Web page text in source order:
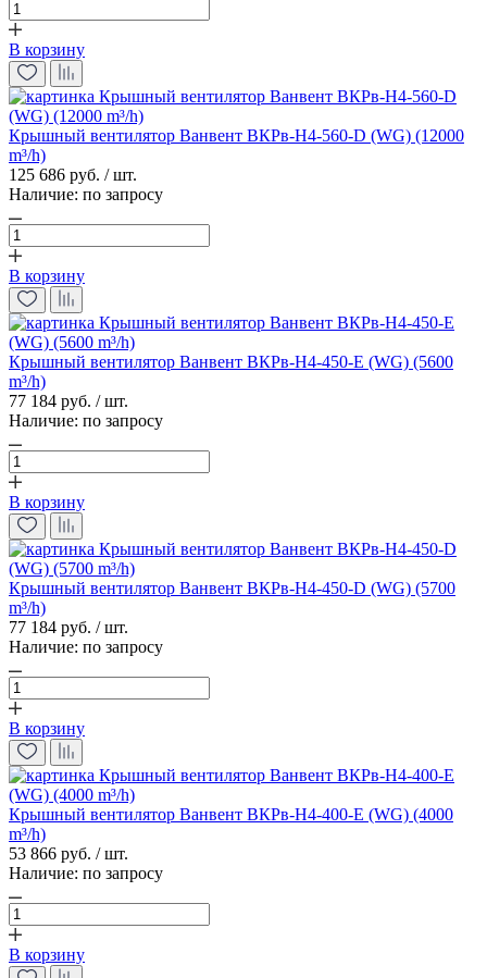
В корзину
Крышный вентилятор Ванвент ВКРв-Н4-560-D (WG) (12000
m³/h)
125 686 руб. / шт.
Наличие: по запросу
В корзину
Крышный вентилятор Ванвент ВКРв-Н4-450-E (WG) (5600
m³/h)
77 184 руб. / шт.
Наличие: по запросу
В корзину
Крышный вентилятор Ванвент ВКРв-Н4-450-D (WG) (5700
m³/h)
77 184 руб. / шт.
Наличие: по запросу
В корзину
Крышный вентилятор Ванвент ВКРв-Н4-400-E (WG) (4000
m³/h)
53 866 руб. / шт.
Наличие: по запросу
В корзину